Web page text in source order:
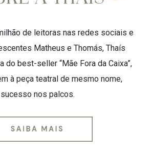
de leitoras nas redes sociais e
Matheus e Thomás, Thaís
do best-seller “Mãe Fora da Caixa”,
à peça teatral de mesmo nome,
sucesso nos palcos.